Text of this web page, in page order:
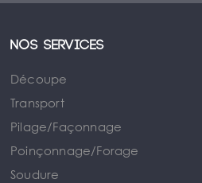
Nos services
Découpe
Transport
Pilage/Façonnage
Poinçonnage/Forage
Soudure